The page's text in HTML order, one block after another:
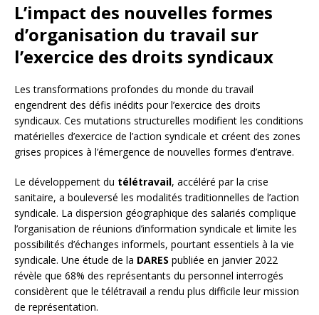
L’impact des nouvelles formes
d’organisation du travail sur
l’exercice des droits syndicaux
Les transformations profondes du monde du travail
engendrent des défis inédits pour l’exercice des droits
syndicaux. Ces mutations structurelles modifient les conditions
matérielles d’exercice de l’action syndicale et créent des zones
grises propices à l’émergence de nouvelles formes d’entrave.
Le développement du télétravail, accéléré par la crise
sanitaire, a bouleversé les modalités traditionnelles de l’action
syndicale. La dispersion géographique des salariés complique
l’organisation de réunions d’information syndicale et limite les
possibilités d’échanges informels, pourtant essentiels à la vie
syndicale. Une étude de la DARES publiée en janvier 2022
révèle que 68% des représentants du personnel interrogés
considèrent que le télétravail a rendu plus difficile leur mission
de représentation.